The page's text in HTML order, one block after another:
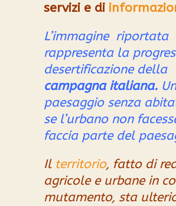
servizi e di
L’immagine riportata
rappresenta la
desertificazione della
campagna italiana. Un
paesaggio senza
se l’urbano non
faccia parte del
Il territorio, fatto di
agricole e urbane in
mutamento, sta